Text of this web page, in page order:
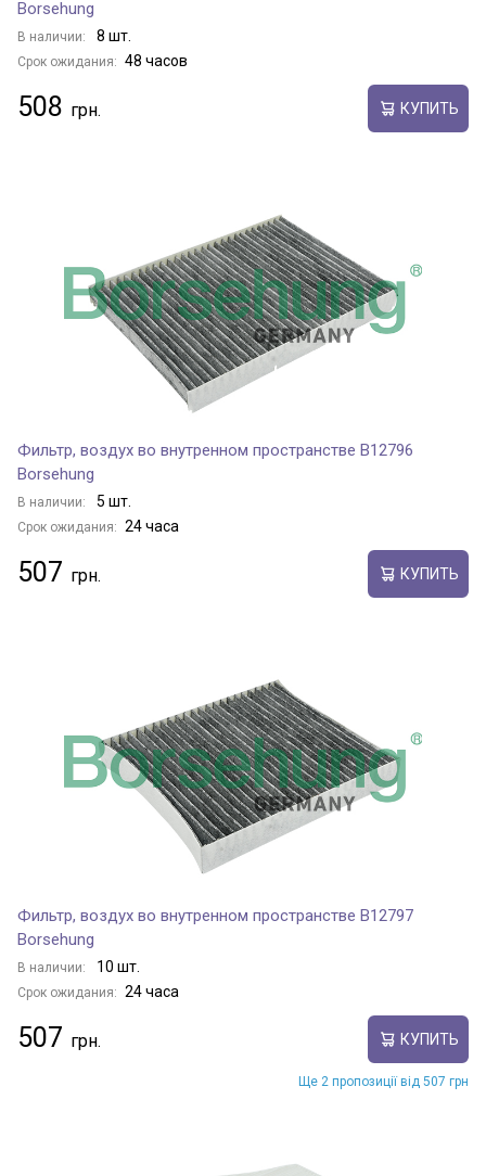
Borsehung
В наличии: 8 шт.
Срок ожидания: 48 часов
508 КУПИТЬ
Фильтр, воздух во внутренном пространстве B12796
Borsehung
В наличии: 5 шт.
Срок ожидания: 24 часа
507 КУПИТЬ
Фильтр, воздух во внутренном пространстве B12797
Borsehung
В наличии: 10 шт.
Срок ожидания: 24 часа
507 КУПИТЬ
Ще 2 пропозиції від 507 грн